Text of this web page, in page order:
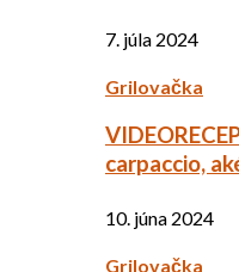
7. júla 2024
Grilovačka
carpaccio,
10. júna 2024
Grilovačka